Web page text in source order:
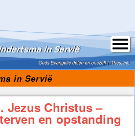
Jezus Christus –
en opstanding
in Servië